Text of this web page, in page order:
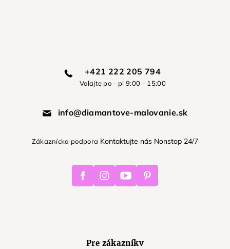
+421 222 205 794
Volajte po - pi 9:00 - 15:00
info@diamantove-malovanie.sk
Zákaznícka podpora Kontaktujte nás Nonstop 24/7
FacebookInstagramYoutube Pinterest
Pre zákazníkv